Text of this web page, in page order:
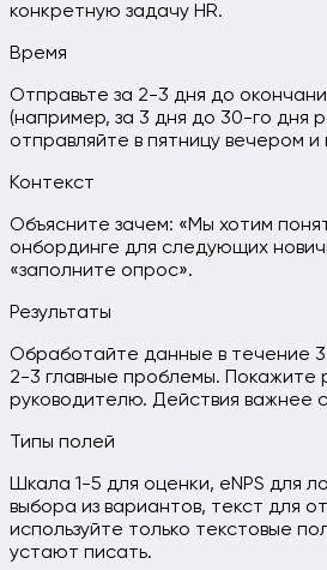
конкретную задачу HR.
Время
Отправьте за 2-3 дня до
(например, за 3 дня до 30-го дня
отправляйте в пятницу вечером
Контекст
Объясните зачем: «Мы хотим
онбординге для следующих
«заполните опрос».
Результаты
Обработайте данные в течение
2-3 главные проблемы. Покажите
руководителю. Действия важнее
Типы полей
Шкала 1-5 для оценки, eNPS для
выбора из вариантов, текст для
используйте только текстовые
устают писать.